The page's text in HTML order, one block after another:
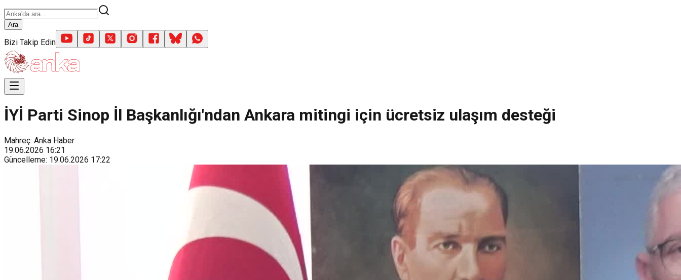
Ara
Bizi Takip Edin
İYİ Parti Sinop İl Başkanlığı'ndan Ankara mitingi için ücretsiz ulaşım desteği
Mahreç: Anka Haber
19.06.2026 16:21
Güncelleme: 19.06.2026 17:22